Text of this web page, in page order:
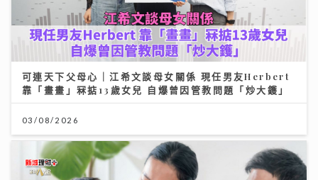
可連天下父母心｜江希文談母女關係 現任男友Herbert
靠「畫畫」冧掂13歲女兒 自爆曾因管教問題「炒大鑊」
03/08/2026